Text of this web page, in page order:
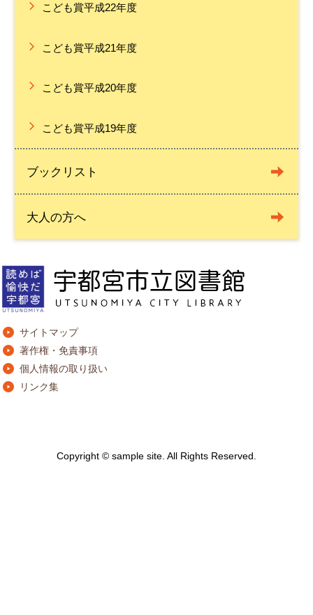
こども賞平成22年度
こども賞平成21年度
こども賞平成20年度
こども賞平成19年度
ブックリスト
大人の方へ
サイトマップ
著作権・免責事項
個人情報の取り扱い
リンク集
Copyright © sample site. All Rights Reserved.